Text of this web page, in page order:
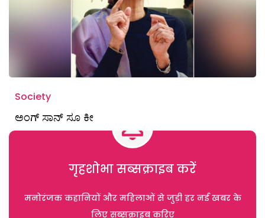
Society
ಅಂಗ್‌ ಸಾನ್‌ ಸೂ ಕೀ
गृहशोभा सब्सक्राइब करें
मनोरंजक कहानियों और महिलाओं से जुड़ी हर नई खबर के
लिए सब्सक्राइब करिए